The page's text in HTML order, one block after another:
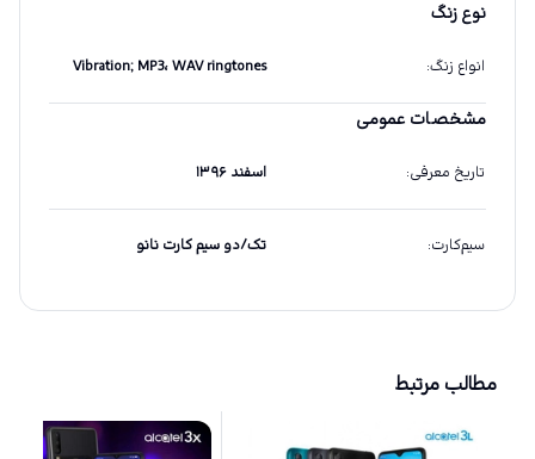
نوع زنگ
انواع زنگ: Vibration; MP3، WAV ringtones
مشخصات عمومی
تاریخ معرفی: اسفند ۱۳۹۶
سیم‌کارت: تک/دو سیم کارت نانو
مطالب مرتبط